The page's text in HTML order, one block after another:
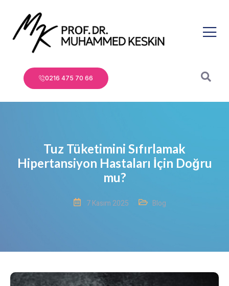
0216 475 70 66
Tuz Tüketimini Sıfırlamak
Hipertansiyon Hastaları İçin Doğru
mu?
7 Kasım 2025 Blog